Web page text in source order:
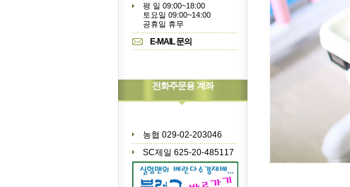
평 일 09:00~18:00
토요일 09:00~14:00
공휴일 휴무
E-MAIL 문의
전화주문용 계좌
농협 029-02-203046
SC제일 625-20-485117